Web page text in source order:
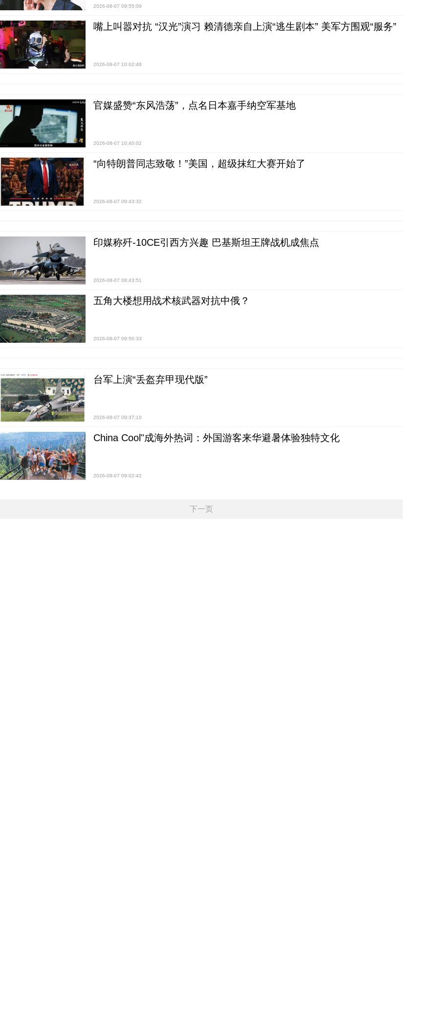
2026-08-07 09:55:09
嘴上叫嚣对抗 “汉光”演习 赖清德亲自上演“逃生剧本” 美军方围观“服务”
2026-08-07 10:02:48
官媒盛赞“东风浩荡”，点名日本嘉手纳空军基地
2026-08-07 10:40:02
“向特朗普同志致敬！”美国，超级抹红大赛开始了
2026-08-07 09:43:32
印媒称歼-10CE引西方兴趣 巴基斯坦王牌战机成焦点
2026-08-07 08:43:51
五角大楼想用战术核武器对抗中俄？
2026-08-07 09:50:33
台军上演“丢盔弃甲现代版”
2026-08-07 09:37:10
China Cool"成海外热词：外国游客来华避暑体验独特文化
2026-08-07 09:02:42
下一页